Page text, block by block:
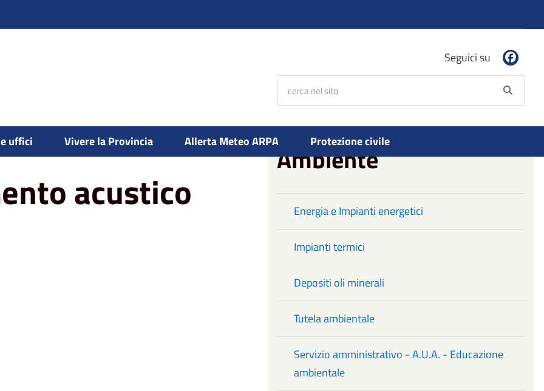
Seguici su
uffici Vivere la Provincia Allerta Meteo ARPA Protezione civile
acustico
acustico
Ambiente
Energia e Impianti energetici
Impianti termici
Depositi oli minerali
Tutela ambientale
Servizio amministrativo - A.U.A. - Educazione
ambientale